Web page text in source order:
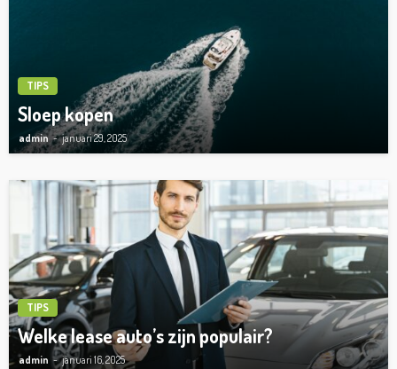
TIPS
Sloep kopen
admin januari 29, 2025
TIPS
Welke lease auto’s zijn populair?
admin januari 16, 2025